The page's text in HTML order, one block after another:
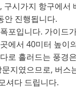
구시가지 항구에서
안 진행됩니다.
포입니다. 가이드
에서 40미터 높이
로 흘러드는 풍경
지였으므로, 버스
셔다 드립니다.